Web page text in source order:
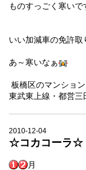
ものすっごく寒いで
いい加減車の免許取
あ～寒いなぁ
板橋区のマンショ
東武東上線・都営
2010-12-04
☆コカコーラ☆
月